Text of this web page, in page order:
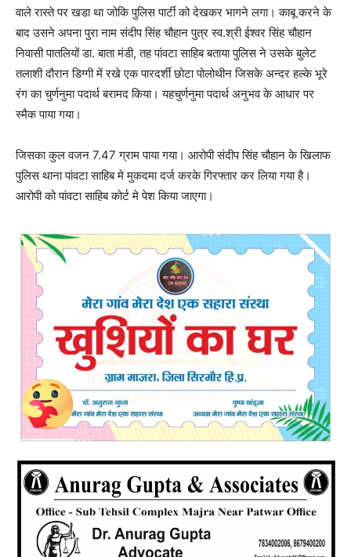
वाले रास्ते पर खडा था जोकि पुलिस पार्टी को देखकर भागने लगा। काबू करने के
बाद उसने अपना पुरा नाम संदीप सिंह चौहान पुत्र स्व.श्री ईश्वर सिंह चौहान
निवासी पातलियों डा. बाता मंडी, तह पांवटा साहिब बताया पुलिस ने उसके बुलेट
तलाशी दौरान डिग्गी में रखे एक पारदर्शी छोटा पोलोथीन जिसके अन्दर हल्के भूरे
रंग का चुर्णनुमा पदार्थ बरामद किया। यहचुर्णनुमा पदार्थ अनुभव के आधार पर
स्मैक पाया गया।
जिसका कुल वजन 7.47 ग्राम पाया गया। आरोपी संदीप सिंह चौहान के खिलाफ
पुलिस थाना पांवटा साहिब मे मुकदमा दर्ज करके गिरफ्तार कर लिया गया है।
आरोपी को पांवटा साहिब कोर्ट मे पेश किया जाएगा।